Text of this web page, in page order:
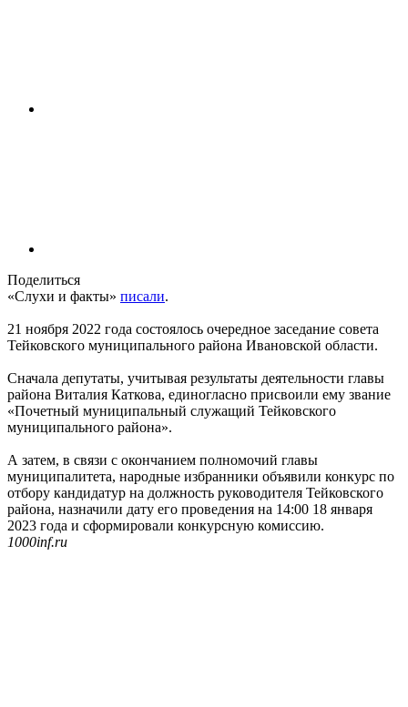
Поделиться
«Слухи и факты» писали.
21 ноября 2022 года состоялось очередное заседание совета
Тейковского муниципального района Ивановской области.
Сначала депутаты, учитывая результаты деятельности главы
района Виталия Каткова, единогласно присвоили ему звание
«Почетный муниципальный служащий Тейковского
муниципального района».
А затем, в связи с окончанием полномочий главы
муниципалитета, народные избранники объявили конкурс по
отбору кандидатур на должность руководителя Тейковского
района, назначили дату его проведения на 14:00 18 января
2023 года и сформировали конкурсную комиссию.
1000inf.ru